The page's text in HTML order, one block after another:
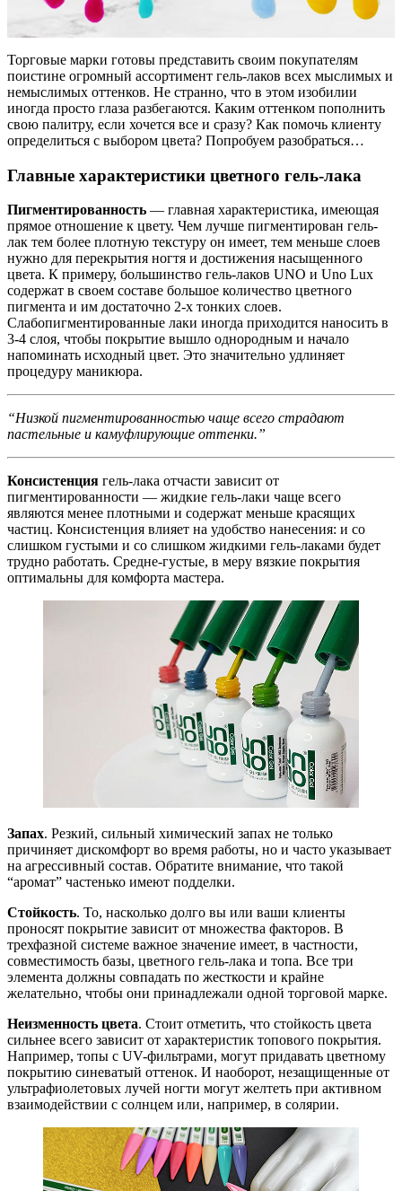
Торговые марки готовы представить своим покупателям
поистине огромный ассортимент гель-лаков всех мыслимых и
немыслимых оттенков. Не странно, что в этом изобилии
иногда просто глаза разбегаются. Каким оттенком пополнить
свою палитру, если хочется все и сразу? Как помочь клиенту
определиться с выбором цвета? Попробуем разобраться…
Главные характеристики цветного гель-лака
Пигментированность — главная характеристика, имеющая
прямое отношение к цвету. Чем лучше пигментирован гель-
лак тем более плотную текстуру он имеет, тем меньше слоев
нужно для перекрытия ногтя и достижения насыщенного
цвета. К примеру, большинство гель-лаков UNO и Uno Lux
содержат в своем составе большое количество цветного
пигмента и им достаточно 2-х тонких слоев.
Слабопигментированные лаки иногда приходится наносить в
3-4 слоя, чтобы покрытие вышло однородным и начало
напоминать исходный цвет. Это значительно удлиняет
процедуру маникюра.
“Низкой пигментированностью чаще всего страдают
пастельные и камуфлирующие оттенки.”
Консистенция гель-лака отчасти зависит от
пигментированности — жидкие гель-лаки чаще всего
являются менее плотными и содержат меньше красящих
частиц. Консистенция влияет на удобство нанесения: и со
слишком густыми и со слишком жидкими гель-лаками будет
трудно работать. Средне-густые, в меру вязкие покрытия
оптимальны для комфорта мастера.
Запах. Резкий, сильный химический запах не только
причиняет дискомфорт во время работы, но и часто указывает
на агрессивный состав. Обратите внимание, что такой
“аромат” частенько имеют подделки.
Стойкость. То, насколько долго вы или ваши клиенты
проносят покрытие зависит от множества факторов. В
трехфазной системе важное значение имеет, в частности,
совместимость базы, цветного гель-лака и топа. Все три
элемента должны совпадать по жесткости и крайне
желательно, чтобы они принадлежали одной торговой марке.
Неизменность цвета. Стоит отметить, что стойкость цвета
сильнее всего зависит от характеристик топового покрытия.
Например, топы с UV-фильтрами, могут придавать цветному
покрытию синеватый оттенок. И наоборот, незащищенные от
ультрафиолетовых лучей ногти могут желтеть при активном
взаимодействии с солнцем или, например, в солярии.